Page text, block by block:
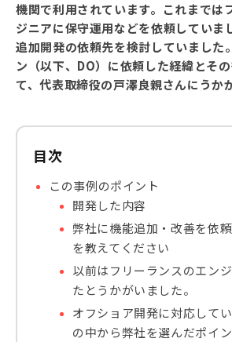
機関で利用されています。これまでは
ジニアに保守運用などを依頼していま
追加開発の依頼先を検討していました
ン（以下、DO）に依頼した経緯とそ
て、代表取締役の戸澤良親さんにうか
目次
この事例のポイント
開発した内容
弊社に機能追加・改善を依
を教えてください
以前はフリーランスのエン
たとうかがいました。
オフショア開発に対応して
の中から弊社を選んだポイ